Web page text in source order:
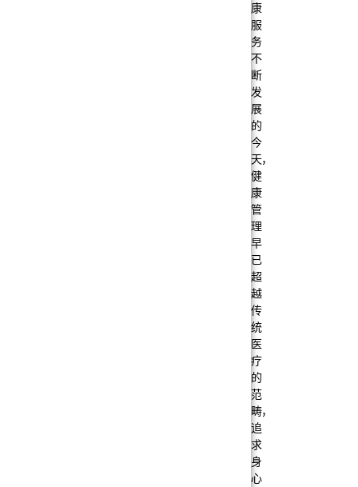
康
服
务
不
断
发
展
的
今
天，
健
康
管
理
早
已
超
越
传
统
医
疗
的
范
畴，
追
求
身
心